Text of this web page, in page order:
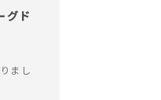
グド
まし